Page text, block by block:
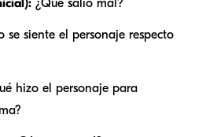
¿Qué salió mal?
se siente el personaje respecto
hizo el personaje para